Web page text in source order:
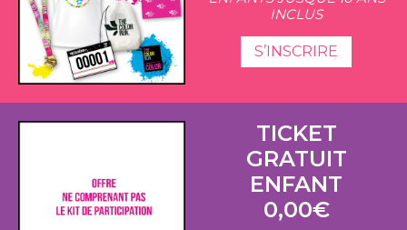
INCLUS
S’INSCRIRE
TICKET
GRATUIT
ENFANT
0,00€